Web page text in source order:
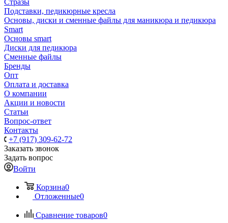
Стразы
Подставки, педикюрные кресла
Основы, диски и сменные файлы для маникюра и педикюра
Smart
Основы smart
Диски для педикюра
Сменные файлы
Бренды
Опт
Оплата и доставка
О компании
Акции и новости
Статьи
Вопрос-ответ
Контакты
+7 (917) 309-62-72
Заказать звонок
Задать вопрос
Войти
Корзина0
Отложенные0
Сравнение товаров0